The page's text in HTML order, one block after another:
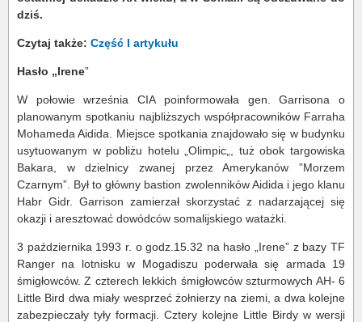
dziś.
Czytaj także: Część I artykułu
Hasło „Irene”
W połowie września CIA poinformowała gen. Garrisona o
planowanym spotkaniu najbliższych współpracowników Farraha
Mohameda Aidida. Miejsce spotkania znajdowało się w budynku
usytuowanym w pobliżu hotelu „Olimpic„, tuż obok targowiska
Bakara, w dzielnicy zwanej przez Amerykanów ”Morzem
Czarnym”. Był to główny bastion zwolenników Aidida i jego klanu
Habr Gidr. Garrison zamierzał skorzystać z nadarzającej się
okazji i aresztować dowódców somalijskiego watażki.
3 października 1993 r. o godz.15.32 na hasło „Irene” z bazy TF
Ranger na lotnisku w Mogadiszu poderwała się armada 19
śmigłowców. Z czterech lekkich śmigłowców szturmowych AH- 6
Little Bird dwa miały wesprzeć żołnierzy na ziemi, a dwa kolejne
zabezpieczały tyły formacji. Cztery kolejne Little Birdy w wersji